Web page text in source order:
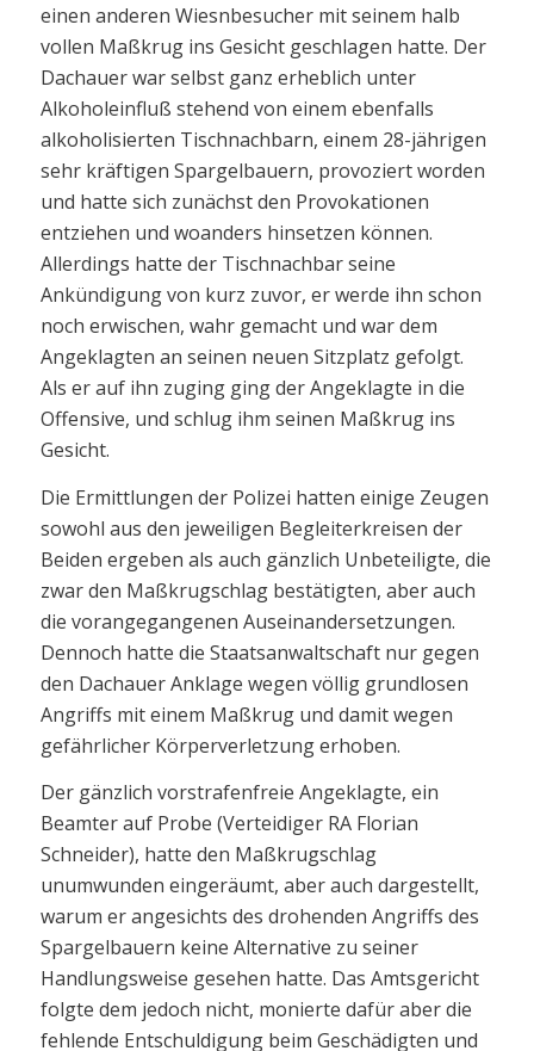
einen anderen Wiesnbesucher mit seinem halb
vollen Maßkrug ins Gesicht geschlagen hatte. Der
Dachauer war selbst ganz erheblich unter
Alkoholeinfluß stehend von einem ebenfalls
alkoholisierten Tischnachbarn, einem 28-jährigen
sehr kräftigen Spargelbauern, provoziert worden
und hatte sich zunächst den Provokationen
entziehen und woanders hinsetzen können.
Allerdings hatte der Tischnachbar seine
Ankündigung von kurz zuvor, er werde ihn schon
noch erwischen, wahr gemacht und war dem
Angeklagten an seinen neuen Sitzplatz gefolgt.
Als er auf ihn zuging ging der Angeklagte in die
Offensive, und schlug ihm seinen Maßkrug ins
Gesicht.
Die Ermittlungen der Polizei hatten einige Zeugen
sowohl aus den jeweiligen Begleiterkreisen der
Beiden ergeben als auch gänzlich Unbeteiligte, die
zwar den Maßkrugschlag bestätigten, aber auch
die vorangegangenen Auseinandersetzungen.
Dennoch hatte die Staatsanwaltschaft nur gegen
den Dachauer Anklage wegen völlig grundlosen
Angriffs mit einem Maßkrug und damit wegen
gefährlicher Körperverletzung erhoben.
Der gänzlich vorstrafenfreie Angeklagte, ein
Beamter auf Probe (Verteidiger RA Florian
Schneider), hatte den Maßkrugschlag
unumwunden eingeräumt, aber auch dargestellt,
warum er angesichts des drohenden Angriffs des
Spargelbauern keine Alternative zu seiner
Handlungsweise gesehen hatte. Das Amtsgericht
folgte dem jedoch nicht, monierte dafür aber die
fehlende Entschuldigung beim Geschädigten und